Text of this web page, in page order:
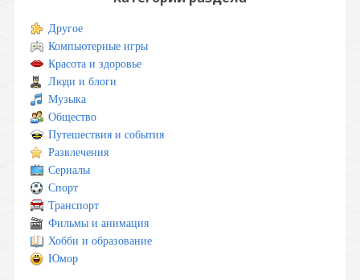
Другое
Компьютерные игры
Красота и здоровье
Люди и блоги
Музыка
Общество
Путешествия и события
Развлечения
Сериалы
Спорт
Транспорт
Фильмы и анимация
Хобби и образование
Юмор